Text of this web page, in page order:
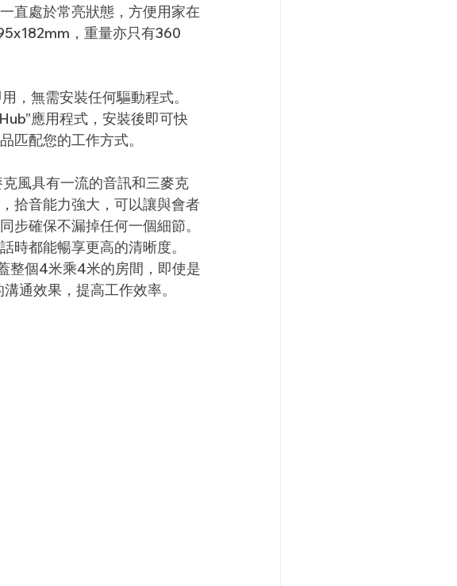
直處於常亮狀態，方便用家在
，重量亦只有360
，無需安裝任何驅動程式。
應用程式，安裝後即可快
匹配您的工作方式。
風具有一流的音訊和三麥克
，拾音能力強大，可以讓與會者
步確保不漏掉任何一個細節。
時都能暢享更高的清晰度。
整個4米乘4米的房間，即使是
通效果，提高工作效率。